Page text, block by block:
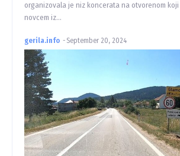
organizovala je niz koncerata na otvorenom
novcem iz...
gerila.info - September 20, 2024